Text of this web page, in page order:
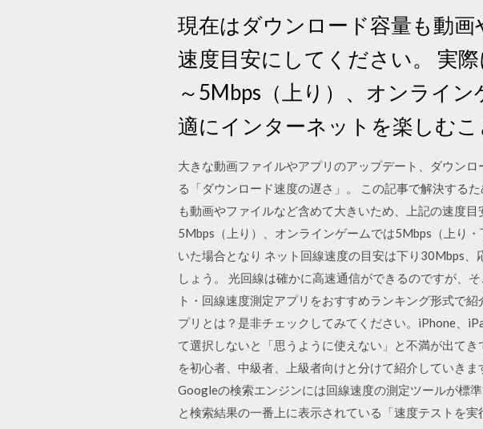
現在はダウンロード容量も動
速度目安にしてください。 実
～5Mbps（上り）、オンライ
適にインターネットを楽しむ
大きな動画ファイルやアプリのアップデート、ダウン
る「ダウンロード速度の遅さ」。 この記事で解決する
も動画やファイルなど含めて大きいため、上記の速度
5Mbps（上り）、オンラインゲームでは5Mbps（上り
いた場合となり ネット回線速度の目安は下り30Mbps
しょう。 光回線は確かに高速通信ができるのですが、
ト・回線速度測定アプリをおすすめランキング形式で
プリとは？是非チェックしてみてください。iPhone、
て選択しないと「思うように使えない」と不満が出て
を初心者、中級者、上級者向けと分けて紹介していき
Googleの検索エンジンには回線速度の測定ツールが標
と検索結果の一番上に表示されている「速度テストを